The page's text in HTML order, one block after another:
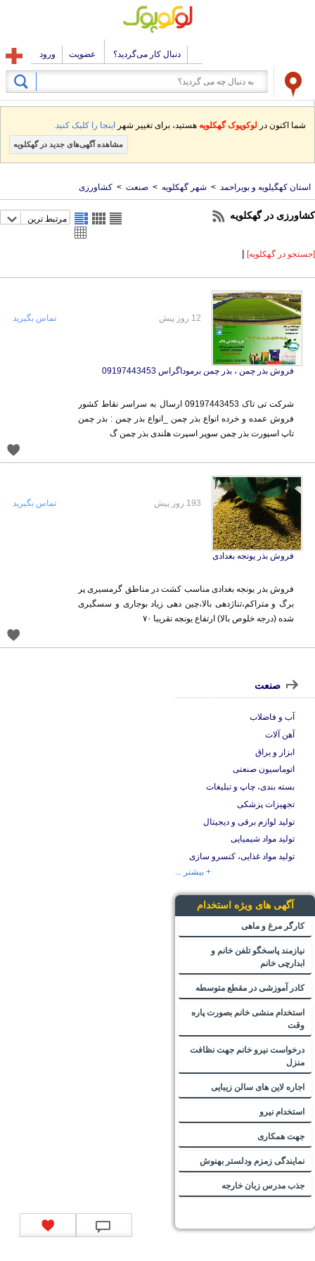
دنبال کار می‌گردید؟ عضویت ورود
شما اکنون در لوکوپوک گهکلویه هستید، برای تغییر شهر اینجا را کلیک کنید.
مشاهده آگهی‌های جدید در گهکلویه
استان کهگیلویه و بویراحمد > شهر گهکلویه > صنعت > کشاورزی
کشاورزی در گهکلویه مرتبط ترین
[جستجو در گهکلویه] |
فروش بذر چمن ، بذر چمن برموداگراس 09197443453
شرکت تی تاک 09197443453 ارسال به سراسر نقاط کشور
فروش عمده و خرده انواع بذر چمن _انواع بذر چمن : بذر چمن
تاپ اسپورت بذر چمن سوپر اسپرت هلندی بذر چمن گ
12 روز پیش تماس بگیرید
فروش بذر یونجه بغدادی
فروش بذر یونجه بغدادی مناسب کشت در مناطق گرمسیری پر
برگ و متراکم،تناژدهی بالا،چین دهی زیاد بوجاری و سسگیری
شده (درجه خلوص بالا) ارتفاع یونجه تقریبا ۷۰
193 روز پیش تماس بگیرید
صنعت
آب و فاضلاب
آهن آلات
ابزار و یراق
اتوماسیون صنعتی
بسته بندی، چاپ و تبلیغات
تجهیزات پزشکی
تولید لوازم برقی و دیجیتال
تولید مواد شیمیایی
تولید مواد غذایی، کنسرو سازی
+ بیشتر ...
آگهی های ویژه استخدام
کارگر مرغ و ماهی
نیازمند پاسخگو تلفن خانم و
ابدارچی خانم
کادر آموزشی در مقطع متوسطه
استخدام منشی خانم بصورت پاره
وقت
درخواست نیرو خانم جهت نظافت
منزل
اجاره لاین های سالن زیبایی
استخدام نیرو
جهت همکاری
نمایندگی زمزم ودلستر بهنوش
جذب مدرس زبان خارجه